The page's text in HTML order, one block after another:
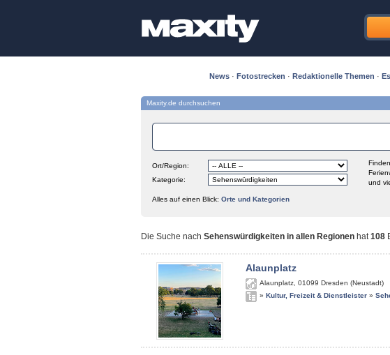
News · Fotostrecken · Redaktionelle Themen ·
Maxity.de durchsuchen
Ort/Region:
Kategorie:
und
Alles auf einen Blick: Orte und Kategorien
Die Suche nach Sehenswürdigkeiten in allen Regionen hat108
Alaunplatz
Alaunplatz 01099 Dresden (Neustadt)
» Kultur, Freizeit & Dienstleister »